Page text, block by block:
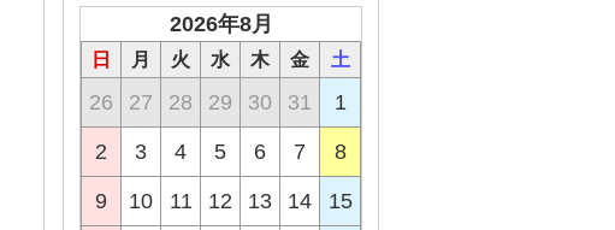
2026年8月
日 月 火 水 木 金 土
26 27 28 29 30 31 1
2 3 4 5 6 7 8
9 10 11 12 13 14 15